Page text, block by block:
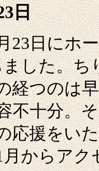
日
日にホ
した。
経つのは
不十分。
応援をい
月からア